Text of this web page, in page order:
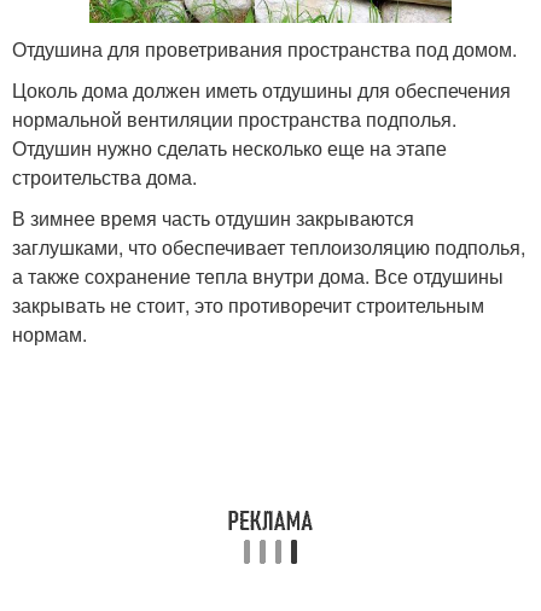
Отдушина для проветривания пространства под домом.
Цоколь дома должен иметь отдушины для обеспечения
нормальной вентиляции пространства подполья.
Отдушин нужно сделать несколько еще на этапе
строительства дома.
В зимнее время часть отдушин закрываются
заглушками, что обеспечивает теплоизоляцию подполья,
а также сохранение тепла внутри дома. Все отдушины
закрывать не стоит, это противоречит строительным
нормам.